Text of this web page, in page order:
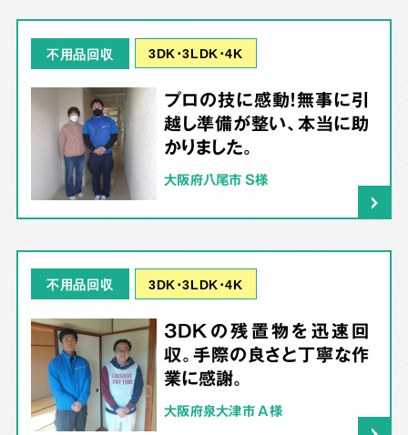
不用品回収 3DK･3LDK･4K
プロの技に感動！無事に引
越し準備が整い、本当に助
かりました。
大阪府八尾市 S様
不用品回収 3DK･3LDK･4K
3DKの残置物を迅速回
収。手際の良さと丁寧な作
業に感謝。
大阪府泉大津市 A様